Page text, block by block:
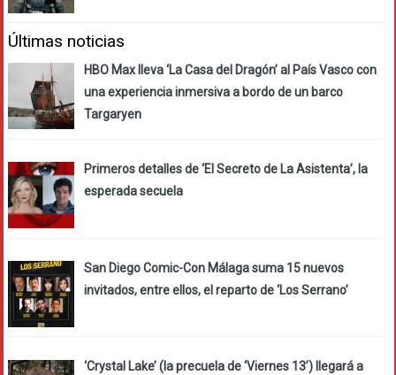
Últimas noticias
HBO Max lleva ‘La Casa del Dragón’ al País Vasco con
una experiencia inmersiva a bordo de un barco
Targaryen
Primeros detalles de ‘El Secreto de La Asistenta’, la
esperada secuela
San Diego Comic-Con Málaga suma 15 nuevos
invitados, entre ellos, el reparto de ‘Los Serrano’
‘Crystal Lake’ (la precuela de ‘Viernes 13’) llegará a